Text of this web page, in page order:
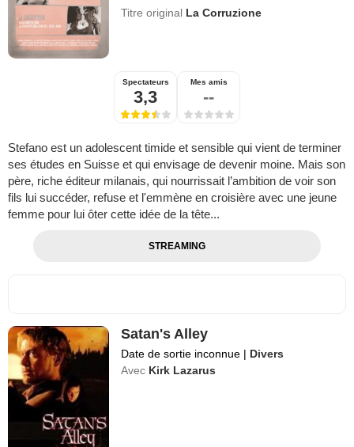
Titre original La Corruzione
Spectateurs
3,3
Mes amis
--
Stefano est un adolescent timide et sensible qui vient de terminer
ses études en Suisse et qui envisage de devenir moine. Mais son
père, riche éditeur milanais, qui nourrissait l’ambition de voir son
fils lui succéder, refuse et l'emmène en croisière avec une jeune
femme pour lui ôter cette idée de la tête...
STREAMING
Satan's Alley
Date de sortie inconnue | Divers
Avec Kirk Lazarus